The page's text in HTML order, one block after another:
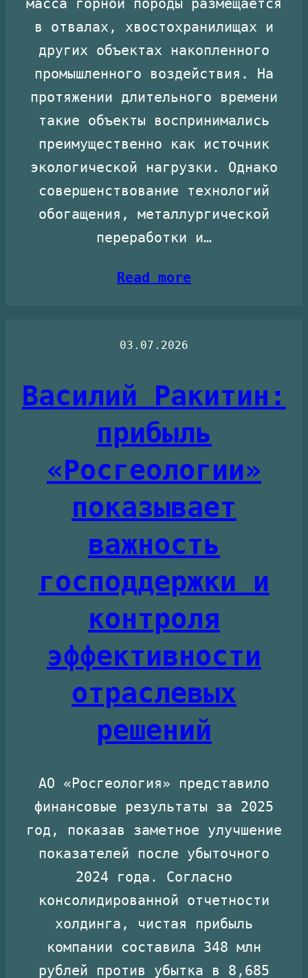
масса горной породы размещается
в отвалах, хвостохранилищах и
других объектах накопленного
промышленного воздействия. На
протяжении длительного времени
такие объекты воспринимались
преимущественно как источник
экологической нагрузки. Однако
совершенствование технологий
обогащения, металлургической
переработки и…
Read more
03.07.2026
Василий Ракитин:
прибыль
«Росгеологии»
показывает
важность
господдержки и
контроля
эффективности
отраслевых
решений
АО «Росгеология» представило
финансовые результаты за 2025
год, показав заметное улучшение
показателей после убыточного
2024 года. Согласно
консолидированной отчетности
холдинга, чистая прибыль
компании составила 348 млн
рублей против убытка в 8,685